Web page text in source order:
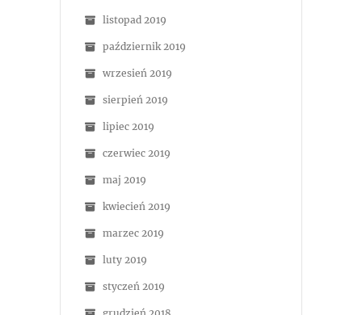
listopad 2019
październik 2019
wrzesień 2019
sierpień 2019
lipiec 2019
czerwiec 2019
maj 2019
kwiecień 2019
marzec 2019
luty 2019
styczeń 2019